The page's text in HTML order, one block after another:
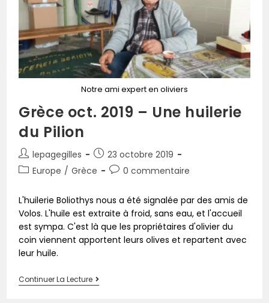
Notre ami expert en oliviers
Grèce oct. 2019 – Une huilerie
du Pilion
lepagegilles
23 octobre 2019
Europe / Grèce 0 commentaire
L'huilerie Boliothys nous a été signalée par des amis de
Volos. L'huile est extraite à froid, sans eau, et l'accueil
est sympa. C'est là que les propriétaires d'olivier du
coin viennent apportent leurs olives et repartent avec
leur huile.
Continuer La Lecture